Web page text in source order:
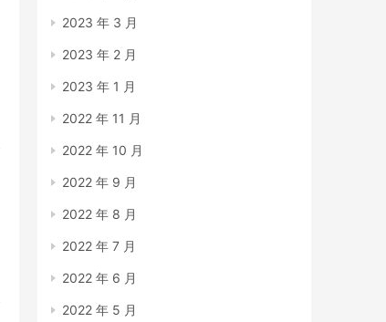
2023 年 3 月
2023 年 2 月
2023 年 1 月
2022 年 11 月
2022 年 10 月
2022 年 9 月
2022 年 8 月
2022 年 7 月
2022 年 6 月
2022 年 5 月